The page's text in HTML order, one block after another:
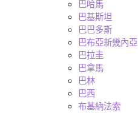
巴哈馬
巴基斯坦
巴巴多斯
巴布亞新幾內亞
巴拉圭
巴拿馬
巴林
巴西
布基納法索